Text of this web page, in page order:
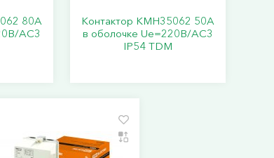
80А
АC3
Контактор КМН35062 50А
в оболочке Ue=220В/АC3
IP54 TDM